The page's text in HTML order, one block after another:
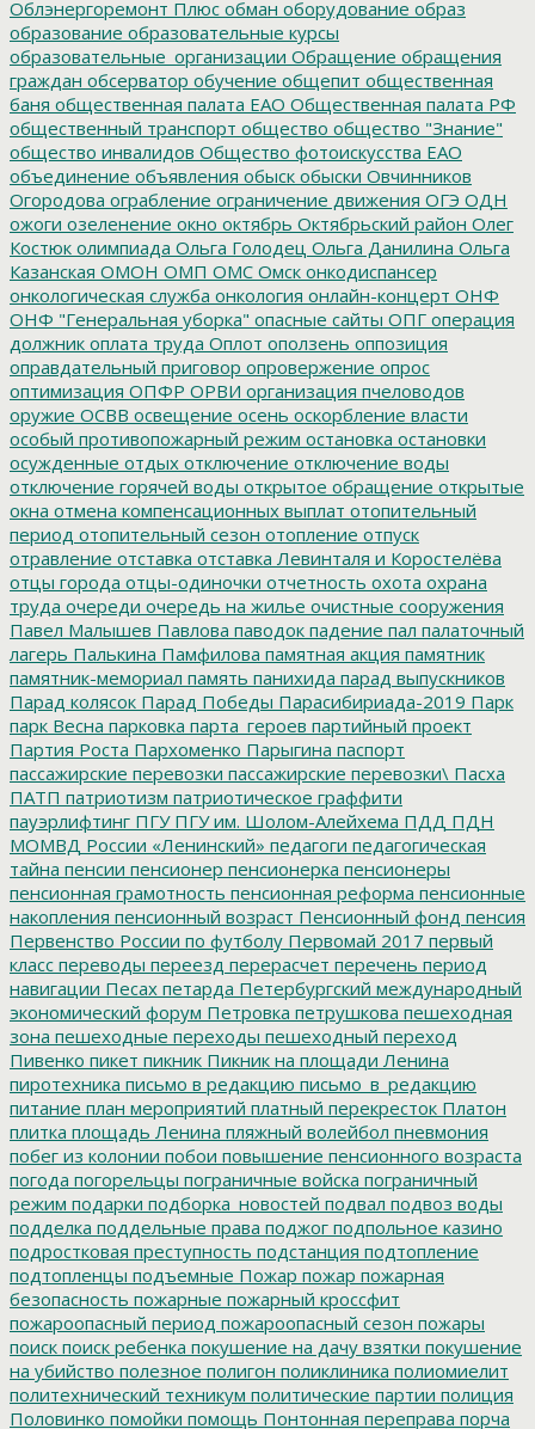
Облэнергоремонт Плюс обман оборудование образ
образование образовательные курсы
образовательные_организации Обращение обращения
граждан обсерватор обучение общепит общественная
баня общественная палата ЕАО Общественная палата РФ
общественный транспорт общество общество "Знание"
общество инвалидов Общество фотоискусства ЕАО
объединение объявления обыск обыски Овчинников
Огородова ограбление ограничение движения ОГЭ ОДН
ожоги озеленение окно октябрь Октябрьский район Олег
Костюк олимпиада Ольга Голодец Ольга Данилина Ольга
Казанская ОМОН ОМП ОМС Омск онкодиспансер
онкологическая служба онкология онлайн-концерт ОНФ
ОНФ "Генеральная уборка" опасные сайты ОПГ операция
должник оплата труда Оплот оползень оппозиция
оправдательный приговор опровержение опрос
оптимизация ОПФР ОРВИ организация пчеловодов
оружие ОСВВ освещение осень оскорбление власти
особый противопожарный режим остановка остановки
осужденные отдых отключение отключение воды
отключение горячей воды открытое обращение открытые
окна отмена компенсационных выплат отопительный
период отопительный сезон отопление отпуск
отравление отставка отставка Левинталя и Коростелёва
отцы города отцы-одиночки отчетность охота охрана
труда очереди очередь на жилье очистные сооружения
Павел Малышев Павлова паводок падение пал палаточный
лагерь Палькина Памфилова памятная акция памятник
памятник-мемориал память панихида парад выпускников
Парад колясок Парад Победы Парасибириада-2019 Парк
парк Весна парковка парта_героев партийный проект
Партия Роста Пархоменко Парыгина паспорт
пассажирские перевозки пассажирские перевозки\ Пасха
ПАТП патриотизм патриотическое граффити
пауэрлифтинг ПГУПГУ им. Шолом-Алейхема ПДД ПДН
МОМВД России «Ленинский» педагоги педагогическая
тайна пенсии пенсионер пенсионерка пенсионеры
пенсионная грамотность пенсионная реформа пенсионные
накопления пенсионный возраст Пенсионный фонд пенсия
Первенство России по футболу Первомай 2017 первый
класс переводы переезд перерасчет перечень период
навигации Песах петарда Петербургский международный
экономический форум Петровка петрушкова пешеходная
зона пешеходные переходы пешеходный переход
Пивенко пикет пикник Пикник на площади Ленина
пиротехника письмо в редакцию письмо_в_редакцию
питание план мероприятий платный перекресток Платон
плитка площадь Ленина пляжный волейбол пневмония
побег из колонии побои повышение пенсионного возраста
погода погорельцы пограничные войска пограничный
режим подарки подборка_новостей подвал подвоз воды
подделка поддельные права поджог подпольное казино
подростковая преступность подстанция подтопление
подтопленцы подъемные Пожар пожар пожарная
безопасность пожарные пожарный кроссфит
пожароопасный период пожароопасный сезон пожары
поиск поиск ребенка покушение на дачу взятки покушение
на убийство полезное полигон поликлиника полиомиелит
политехнический техникум политические партии полиция
Половинко помойки помощь Понтонная переправа порча